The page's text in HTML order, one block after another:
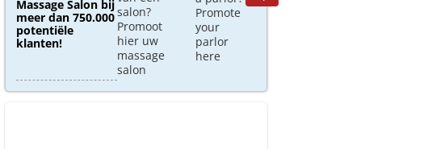
Massage Salon bij
meer dan 750.000
potentiële
klanten!
salon?
Promoot
hier uw
massage
salon
Promote
your
parlor
here